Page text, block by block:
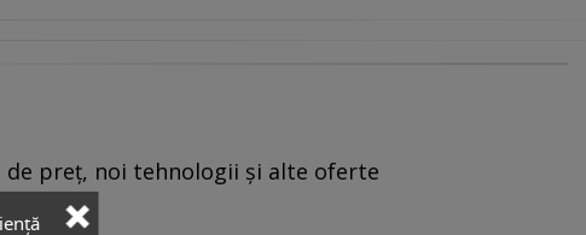
preț, noi tehnologii și alte oferte